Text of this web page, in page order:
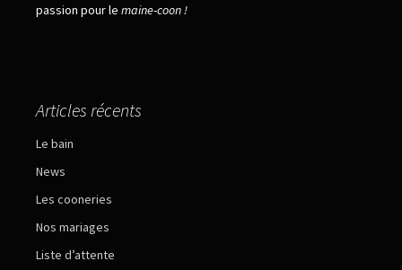
passion pour le maine-coon !
Articles récents
Le bain
News
Les cooneries
Nos mariages
Liste d’attente